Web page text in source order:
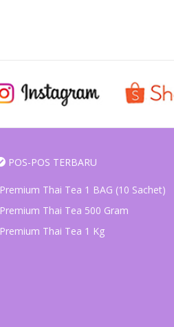
POS-POS TERBARU
Premium Thai Tea 1 BAG (10 Sachet)
Premium Thai Tea 500 Gram
Premium Thai Tea 1 Kg